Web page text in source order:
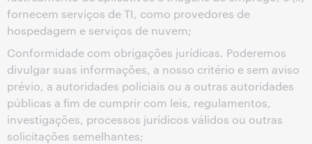
fornecem serviços de TI, como provedores de
hospedagem e serviços de nuvem;
Conformidade com obrigações jurídicas. Poderemos
divulgar suas informações, a nosso critério e sem aviso
prévio, a autoridades policiais ou a outras autoridades
públicas a fim de cumprir com leis, regulamentos,
investigações, processos jurídicos válidos ou outras
solicitações semelhantes;